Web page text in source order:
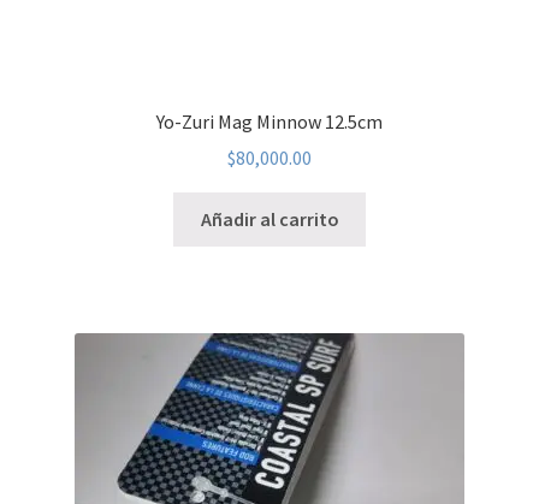
Yo-Zuri Mag Minnow 12.5cm
$80,000.00
Añadir al carrito